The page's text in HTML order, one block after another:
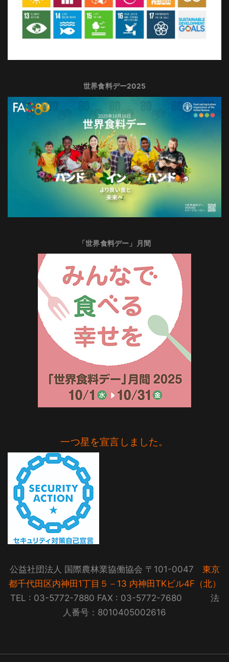
世界食料デー2025
「世界食料デー」月間
一つ星を宣言しました。
公益社団法人 国際農林業協働協会 〒101-0047 東京
都千代田区内神田1丁目５－13 内神田TKビル4F（北）
TEL : 03-5772-7880 FAX : 03-5772-7680 法
人番号：8010405002616